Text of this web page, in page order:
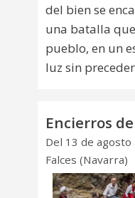
del bien se
una batalla
pueblo, en un
luz sin
Encierros
Del 13 de
Falces (Navarra)